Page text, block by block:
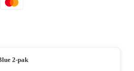
2-pak